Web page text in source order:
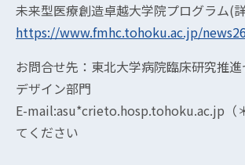
未来型医療創造卓越大学院プログラム(
https://www.fmhc.tohoku.ac.jp/
お問合せ先：東北大学病院臨床研究推
デザイン部門
E-mail:asu*crieto.hosp.tohoku.ac.jp（
てください